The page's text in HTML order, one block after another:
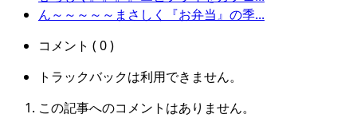
ん～～～～～まさしく『お弁当』の季...
コメント ( 0 )
トラックバックは利用できません。
この記事へのコメントはありません。